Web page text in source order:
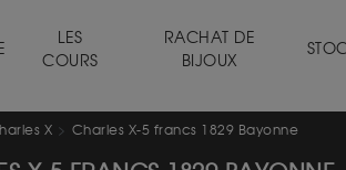
LES
COURS
RACHAT DE
BIJOUX
X Charles X-5 francs 1829 Bayonne